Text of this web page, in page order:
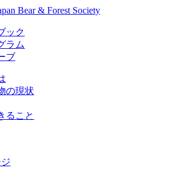
の現状
ること